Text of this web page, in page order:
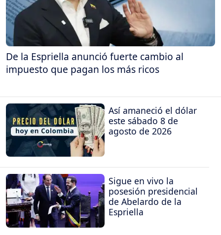
De la Espriella anunció fuerte cambio al
impuesto que pagan los más ricos
Así amaneció el dólar
este sábado 8 de
agosto de 2026
Sigue en vivo la
posesión presidencial
de Abelardo de la
Espriella